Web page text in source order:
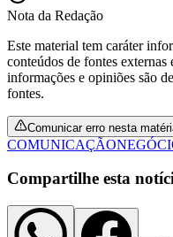
Nota da Redação
Este material tem caráter
conteúdos de fontes externas
informações e opiniões são
fontes.
Comunicar erro nesta
COMUNICAÇÃO
Compartilhe esta